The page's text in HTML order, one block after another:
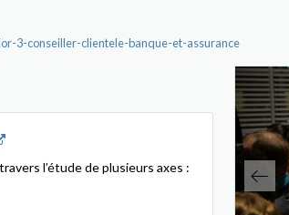
3-conseiller-clientele-banque-et-assurance
l’étude de plusieurs axes :